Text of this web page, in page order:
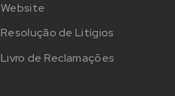
Website
Resolução de Litígios
Livro de Reclamações